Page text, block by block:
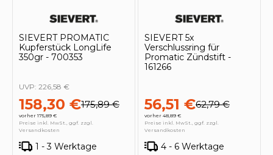
SIEVERT PROMATIC
Kupferstück LongLife
350gr - 700353
158,30 €175,89 €
vorher 175,89 €
UVP: 226,58 €
Preise inkl. MwSt., ggf. zzgl.
Versandkosten
1 - 3 Werktage
SIEVERT 5x
Verschlussring für
Promatic Zündstift -
161266
56,51 €62,79 €
vorher 48,89 €
Preise inkl. MwSt., ggf. zzgl.
Versandkosten
4 - 6 Werktage